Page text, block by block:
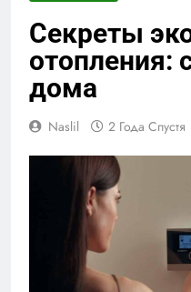
Секреты
отопления:
дома
Naslil 2 Года Спустя